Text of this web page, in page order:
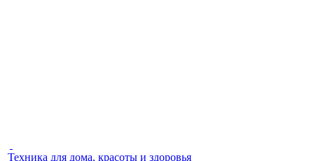
Техника для дома, красоты и здоровья